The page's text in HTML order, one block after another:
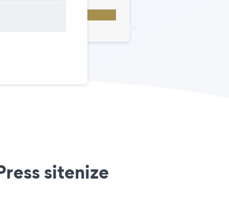
sitenize